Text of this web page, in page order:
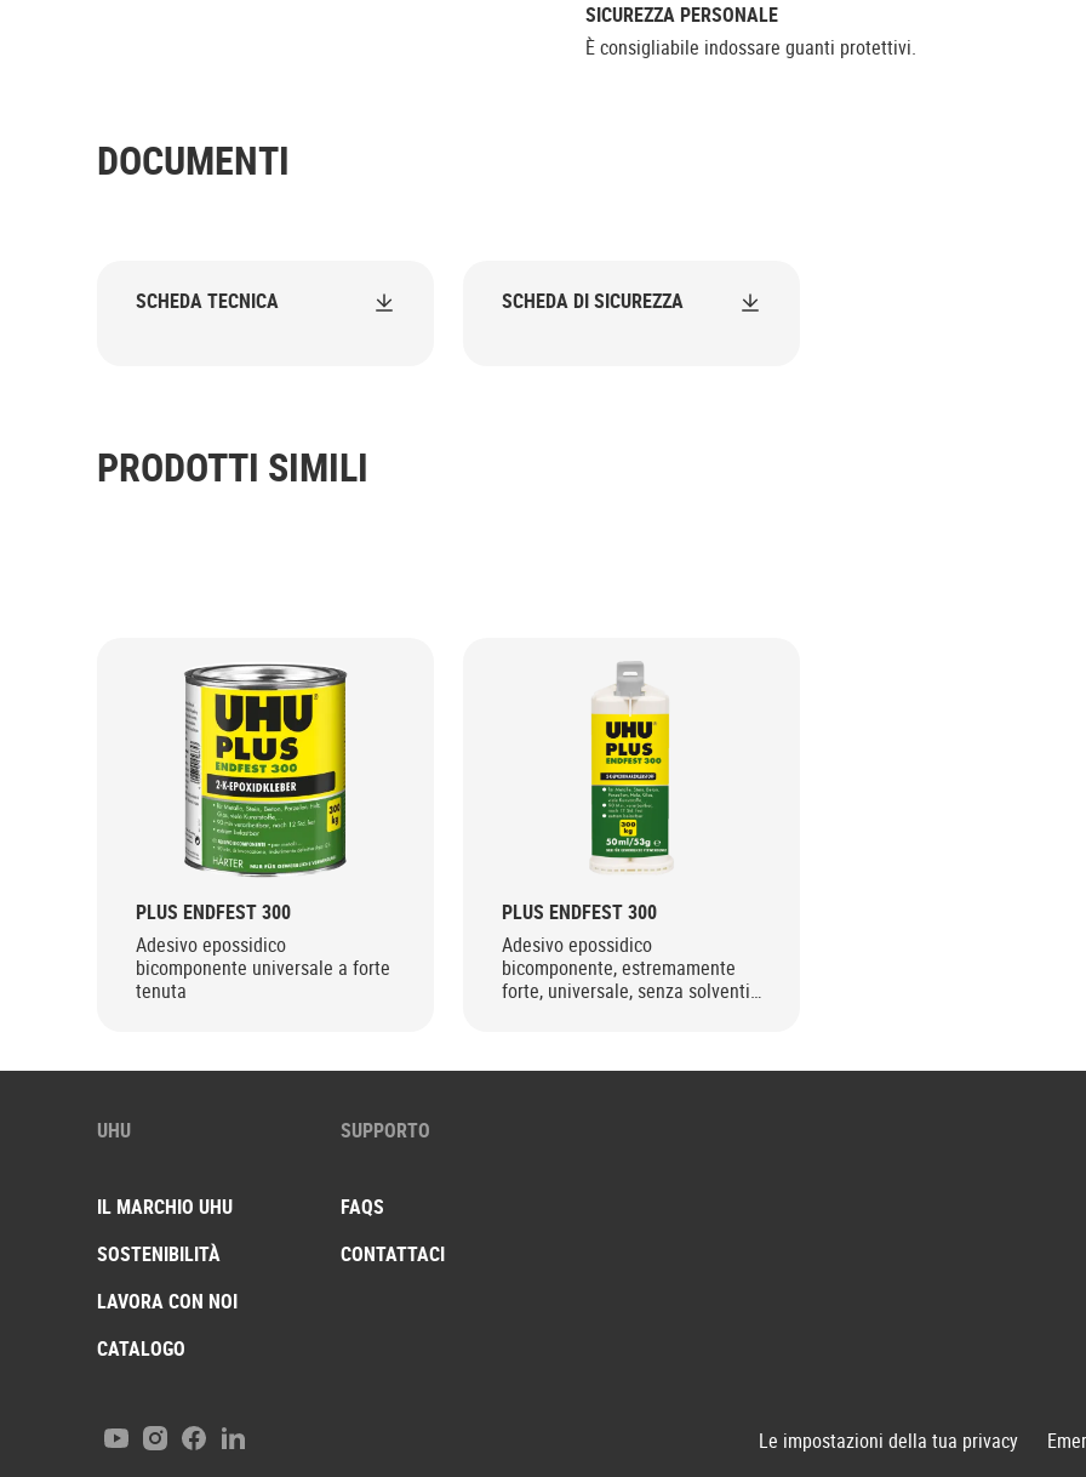
SICUREZZA PERSONALE
È consigliabile indossare guanti protettivi.
DOCUMENTI
SCHEDA TECNICA SCHEDA DI SICUREZZA
PRODOTTI SIMILI
PLUS ENDFEST 300
Adesivo epossidico
bicomponente universale a forte
tenuta
PLUS ENDFEST 300
Adesivo epossidico
bicomponente, estremamente
forte, universale, senza solventi.
UHU
IL MARCHIO UHU
SOSTENIBILITÀ
LAVORA CON NOI
CATALOGO
SUPPORTO
FAQS
CONTATTACI
YoutubeInstagram
Facebook
LinkedIn Le impostazioni della tua privacy